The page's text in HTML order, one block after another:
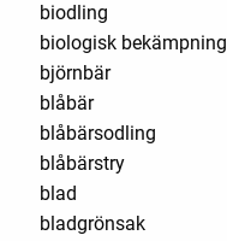
biodling
biologisk bekämpning
björnbär
blåbär
blåbärsodling
blåbärstry
blad
bladgrönsak